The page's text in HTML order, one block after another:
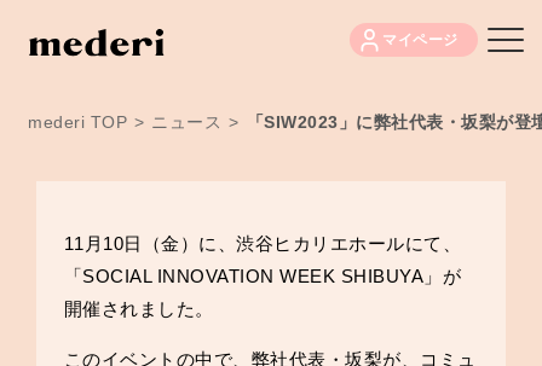
マイページ
mederi TOP > ニュース > 「SIW2023」に弊社代表・坂梨が登
11月10日（金）に、渋谷ヒカリエホールにて、
「SOCIAL INNOVATION WEEK SHIBUYA」が
開催されました。
このイベントの中で、弊社代表・坂梨が、コミュ